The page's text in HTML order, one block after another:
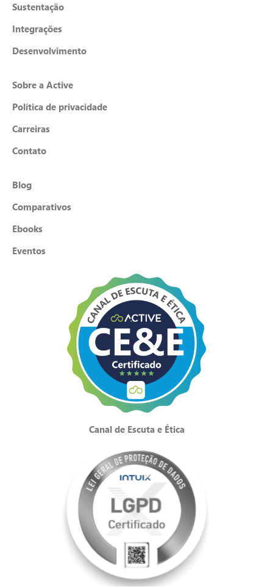
Sustentação
Integrações
Desenvolvimento
Sobre a Active
Política de privacidade
Carreiras
Contato
Blog
Comparativos
Ebooks
Eventos
Canal de Escuta e Ética